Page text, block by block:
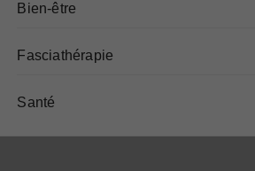
Bien-être
Fasciathérapie
Santé